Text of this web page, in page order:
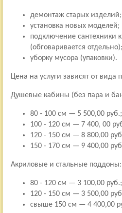
демонтаж старых изделий;
установка новых моделей;
подключение сантехники
(обговаривается отдельно);
уборку мусора (упаковки).
Цена на услуги зависят от вида
Душевые кабины (без пара и
80 - 100 см — 5 500,00 руб.;
100 - 120 см — 7 400, 00
120 - 150 см — 8 800,00
150 - 170 см — 9 400,00
Акриловые и стальные поддоны:
80 - 120 см — 3 100,00 руб.;
120 - 150 см — 3 500,00
свыше 150 см — 4 400,00